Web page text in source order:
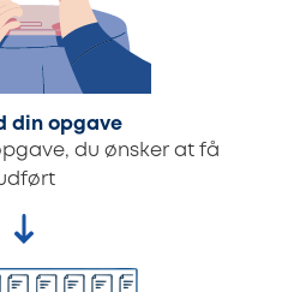
din opgave
du ønsker at få